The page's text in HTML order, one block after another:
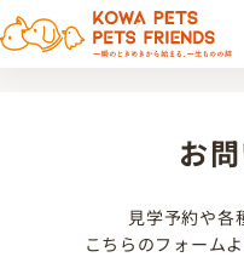
お
見学予約や各
こちらのフォーム